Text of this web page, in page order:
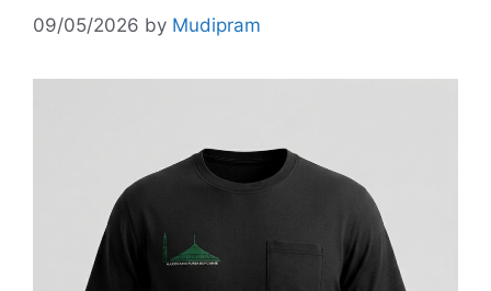
09/05/2026 by Mudipram